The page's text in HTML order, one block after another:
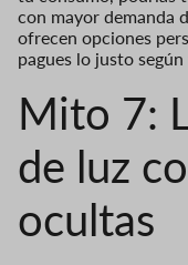
con mayor demanda
ofrecen opciones
pagues lo justo
Mito 7:
de luz
ocultas